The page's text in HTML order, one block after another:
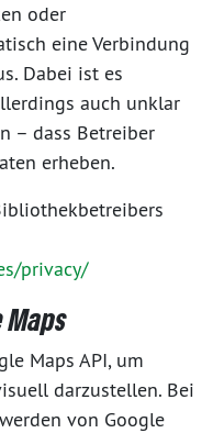
oder
eine Verbindung
Dabei ist es
auch unklar
– dass Betreiber
erheben.
privacy/
Maps
Maps API, um
darzustellen. Bei
von Google